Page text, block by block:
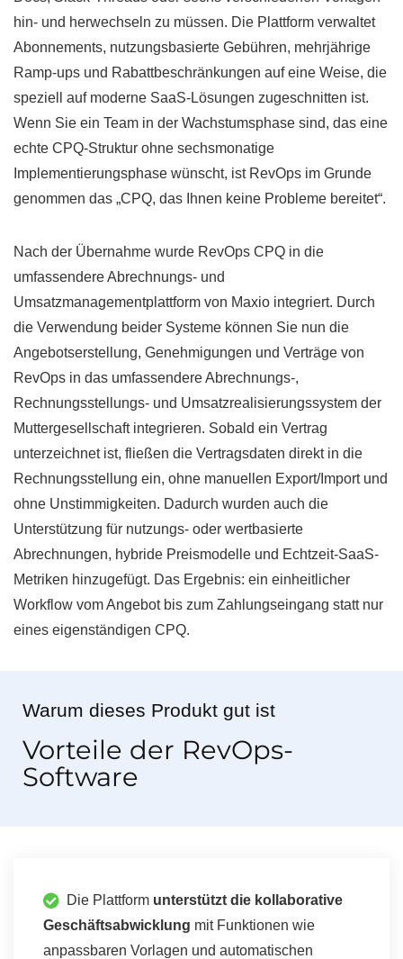
hin- und herwechseln zu müssen. Die Plattform verwaltet
Abonnements, nutzungsbasierte Gebühren, mehrjährige
Ramp-ups und Rabattbeschränkungen auf eine Weise, die
speziell auf moderne SaaS-Lösungen zugeschnitten ist.
Wenn Sie ein Team in der Wachstumsphase sind, das eine
echte CPQ-Struktur ohne sechsmonatige
Implementierungsphase wünscht, ist RevOps im Grunde
genommen das „CPQ, das Ihnen keine Probleme bereitet“.
Nach der Übernahme wurde RevOps CPQ in die
umfassendere Abrechnungs- und
Umsatzmanagementplattform von Maxio integriert. Durch
die Verwendung beider Systeme können Sie nun die
Angebotserstellung, Genehmigungen und Verträge von
RevOps in das umfassendere Abrechnungs-,
Rechnungsstellungs- und Umsatzrealisierungssystem der
Muttergesellschaft integrieren. Sobald ein Vertrag
unterzeichnet ist, fließen die Vertragsdaten direkt in die
Rechnungsstellung ein, ohne manuellen Export/Import und
ohne Unstimmigkeiten. Dadurch wurden auch die
Unterstützung für nutzungs- oder wertbasierte
Abrechnungen, hybride Preismodelle und Echtzeit-SaaS-
Metriken hinzugefügt. Das Ergebnis: ein einheitlicher
Workflow vom Angebot bis zum Zahlungseingang statt nur
eines eigenständigen CPQ.
Warum dieses Produkt gut ist
Vorteile der RevOps-
Software
Die Plattform unterstützt die kollaborative
Geschäftsabwicklung mit Funktionen wie
anpassbaren Vorlagen und automatischen